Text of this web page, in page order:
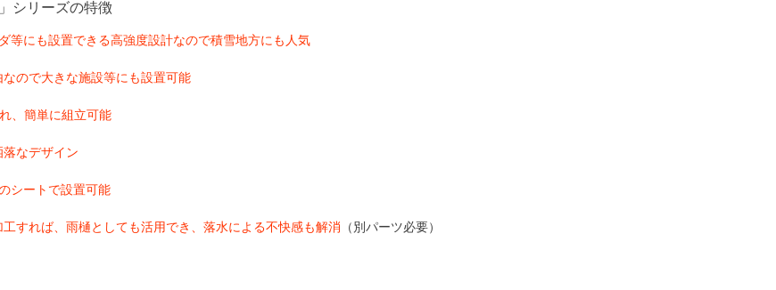
シリーズの特徴
等にも設置できる高強度設計なので積雪地方にも人気
ので大きな施設等にも設置可能
、簡単に組立可能
なデザイン
シートで設置可能
すれば、雨樋としても活用でき、落水による不快感も解消 （別パーツ必要）